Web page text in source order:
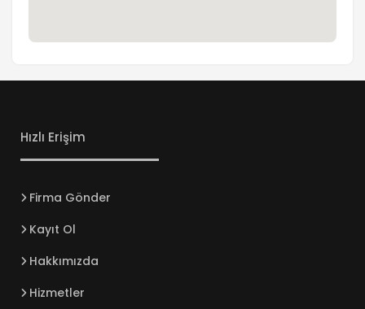
Hızlı Erişim
Firma Gönder
Kayıt Ol
Hakkımızda
Hizmetler